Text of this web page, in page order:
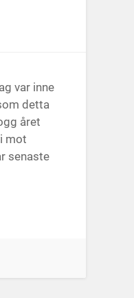
var inne
detta
året
mot
senaste